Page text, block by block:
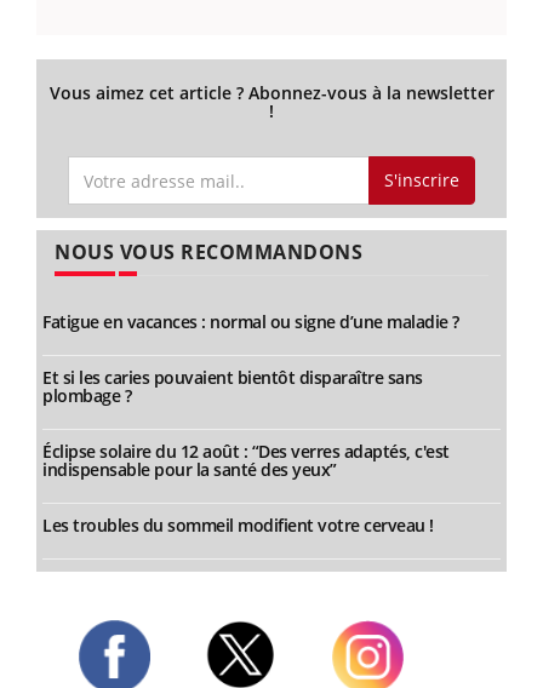
Vous aimez cet article ? Abonnez-vous à la newsletter
!
S'inscrire
NOUS VOUS RECOMMANDONS
Fatigue en vacances : normal ou signe d’une maladie ?
Et si les caries pouvaient bientôt disparaître sans
plombage ?
Éclipse solaire du 12 août : “Des verres adaptés, c'est
indispensable pour la santé des yeux”
Les troubles du sommeil modifient votre cerveau !